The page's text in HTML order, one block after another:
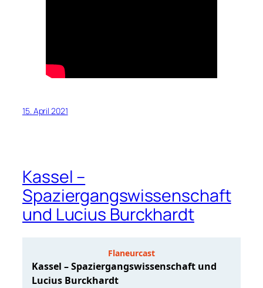
15. April 2021
Kassel –
Spaziergangswissenschaft
und Lucius Burckhardt